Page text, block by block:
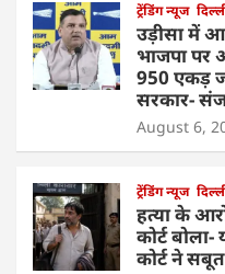
ट्रेंडिंग न्यूज
उड़ीसा में
भाजपा पर
950 एकड़
सरकार-
August 6,
ट्रेंडिंग न्यूज
हत्या के
कोर्ट
कोर्ट ने